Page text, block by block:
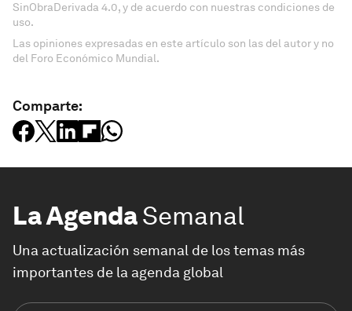
SinObraDerivada 4.0, y de acuerdo con nuestras condiciones de
uso.
Las opiniones expresadas en este artículo son las del autor y no
del Foro Económico Mundial.
Comparte:
La AgendaSemanal
Una actualización semanal de los temas más
importantes de la agenda global